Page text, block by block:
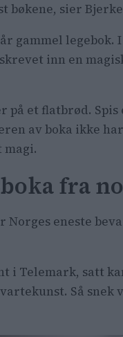
bøkene, sier
gammel
inn en
på et flatbrød.
av boka ikke
magi.
fra
Norges eneste
i Telemark, satt
Så